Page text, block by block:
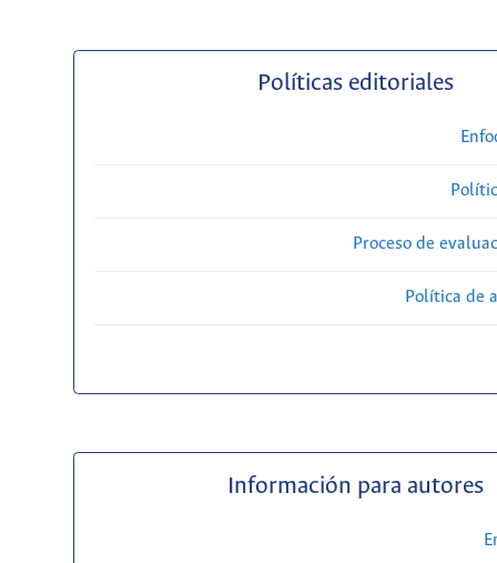
Políticas editoriales
Proceso de
Política de
Información para autores